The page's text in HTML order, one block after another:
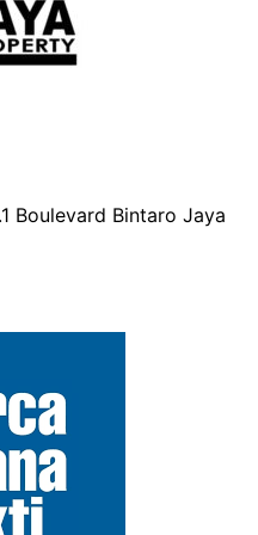
Boulevard Bintaro Jaya